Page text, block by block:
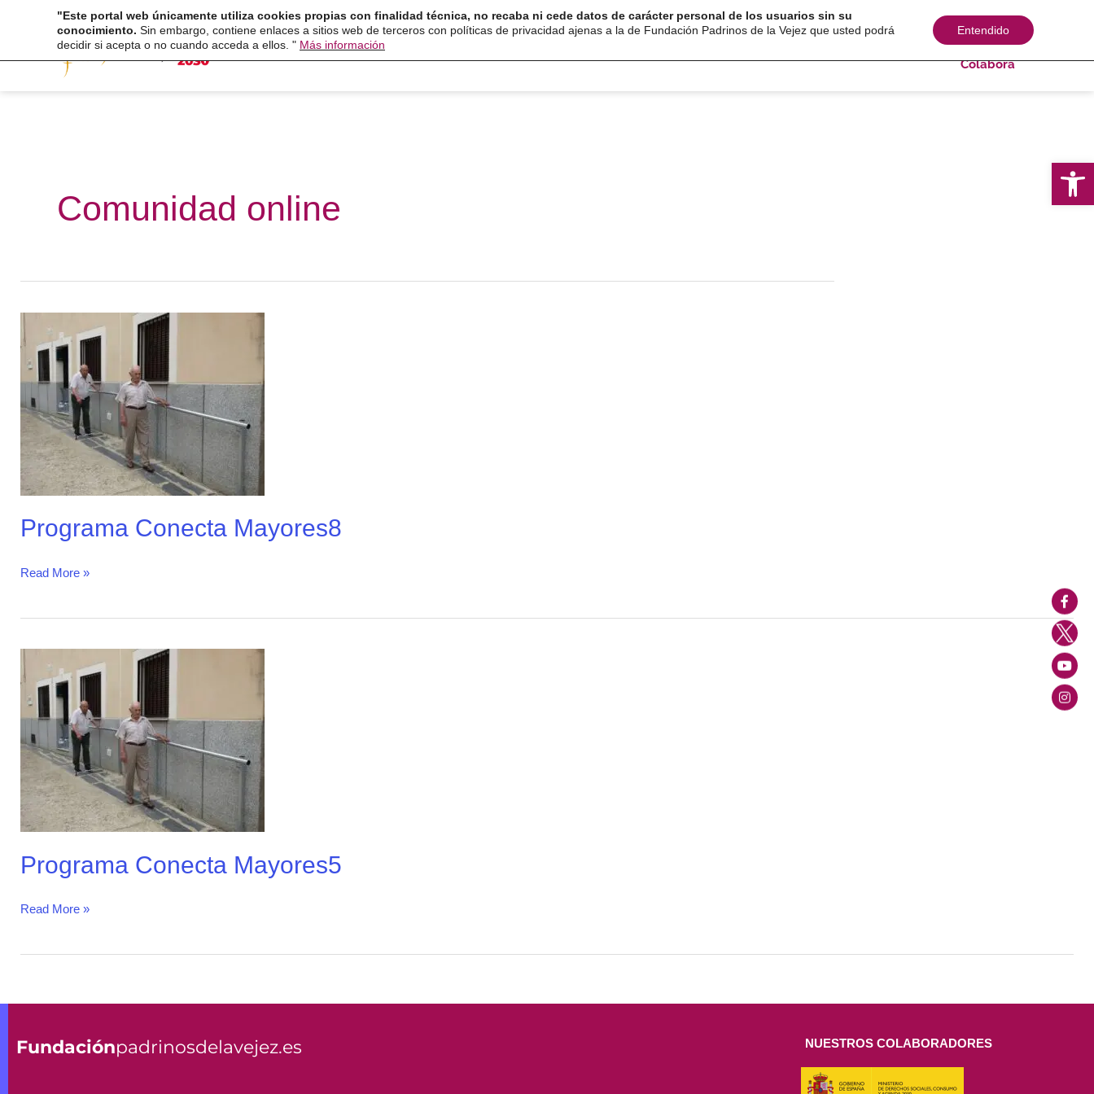
Fundación Servicios Programas Ayuda y recursos sociales Comunicación Consultoría
Colabora
Comunidad online
Programa Conecta Mayores8
Conecta
Mayores8
Read More »
Programa Conecta Mayores5
Conecta
Mayores5
Read More »
Fundaciónpadrinosdelavejez.es NUESTROS COLABORADORES
"Este portal web únicamente utiliza cookies propias con finalidad técnica, no recaba ni cede datos de carácter personal de los usuarios sin su
conocimiento. Sin embargo, contiene enlaces a sitios web de terceros con políticas de privacidad ajenas a la de Fundación Padrinos de la Vejez que usted podrá
decidir si acepta o no cuando acceda a ellos. " Más información
Entendido